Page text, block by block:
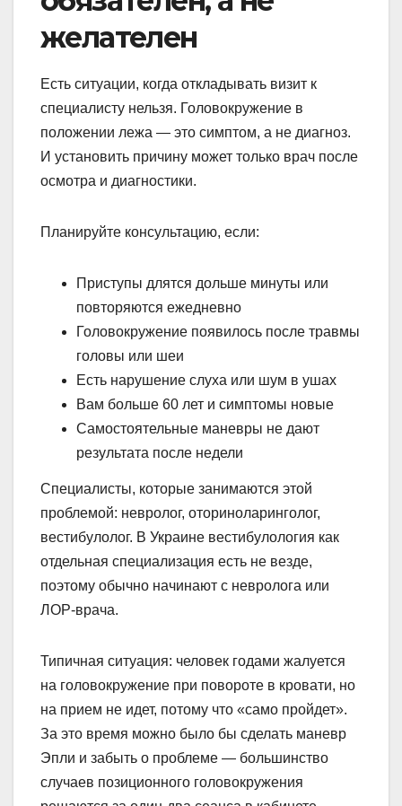
желателен
Есть ситуации, когда откладывать визит к
специалисту нельзя. Головокружение в
положении лежа — это симптом, а не диагноз.
И установить причину может только врач после
осмотра и диагностики.
Планируйте консультацию, если:
Приступы длятся дольше минуты или
повторяются ежедневно
Головокружение появилось после травмы
головы или шеи
Есть нарушение слуха или шум в ушах
Вам больше 60 лет и симптомы новые
Самостоятельные маневры не дают
результата после недели
Специалисты, которые занимаются этой
проблемой: невролог, оториноларинголог,
вестибулолог. В Украине вестибулология как
отдельная специализация есть не везде,
поэтому обычно начинают с невролога или
ЛОР-врача.
Типичная ситуация: человек годами жалуется
на головокружение при повороте в кровати, но
на прием не идет, потому что «само пройдет».
За это время можно было бы сделать маневр
Эпли и забыть о проблеме — большинство
случаев позиционного головокружения